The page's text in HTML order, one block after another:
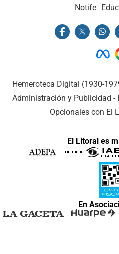
Notife
Hemeroteca Digital (1930-
Administración y Publicidad -
Opcionales con El
El Litoral es
En